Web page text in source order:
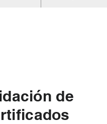
de